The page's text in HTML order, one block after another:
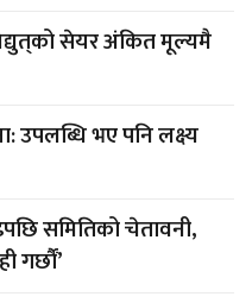
सेयर अंकित मूल्यमै
उपलब्धि भए पनि लक्ष्य
समितिको चेतावनी,
गर्छाैं’